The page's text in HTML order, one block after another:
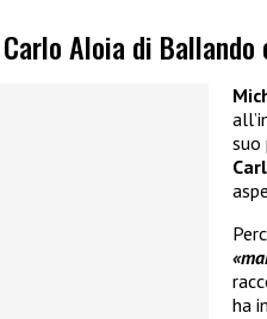
Aloia di
suo
ha